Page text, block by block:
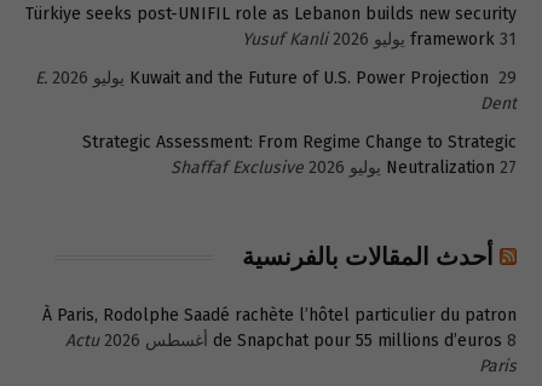
Türkiye seeks post-UNIFIL role as Lebanon builds new security
framework 31 يوليو 2026
Yusuf Kanli
Kuwait and the Future of U.S. Power Projection 29 يوليو 2026
E.
Dent
Strategic Assessment: From Regime Change to Strategic
Neutralization 27 يوليو 2026 Shaffaf Exclusive
أحدث المقالات بالفرنسية
À Paris, Rodolphe Saadé rachète l’hôtel particulier du patron
de Snapchat pour 55 millions d’euros 8 أغسطس 2026
Actu
Paris